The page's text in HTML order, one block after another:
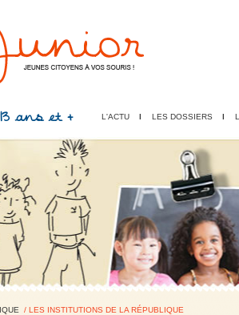
13 ans et + L'ACTU LES DOSSIERS
/ LES INSTITUTIONS DE LA RÉPUBLIQUE